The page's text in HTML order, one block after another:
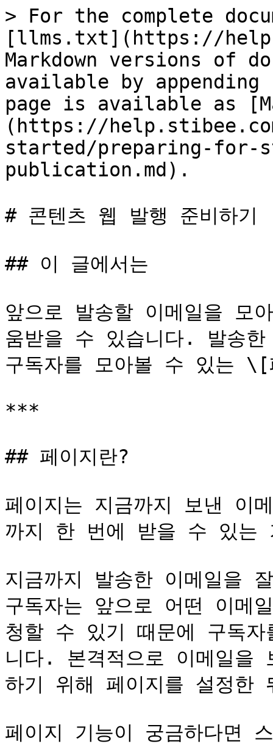
> For the complete
[llms.txt](https://
Markdown versions of
available by
page is available as
(https://
started/preparing-for-
publication.md).
# 콘텐츠 웹 발행 준비하기
## 이 글에서는
앞으로 발송할 이메일을 모
움받을 수 있습니다. 발송
구독자를 모아볼 수 있는
***
## 페이지란?
페이지는 지금까지 보낸 이
까지 한 번에 받을 수 있는
지금까지 발송한 이메일을
구독자는 앞으로 어떤 이메
청할 수 있기 때문에 구독
니다. 본격적으로 이메일을
하기 위해 페이지를 설정한
페이지 기능이 궁금하다면